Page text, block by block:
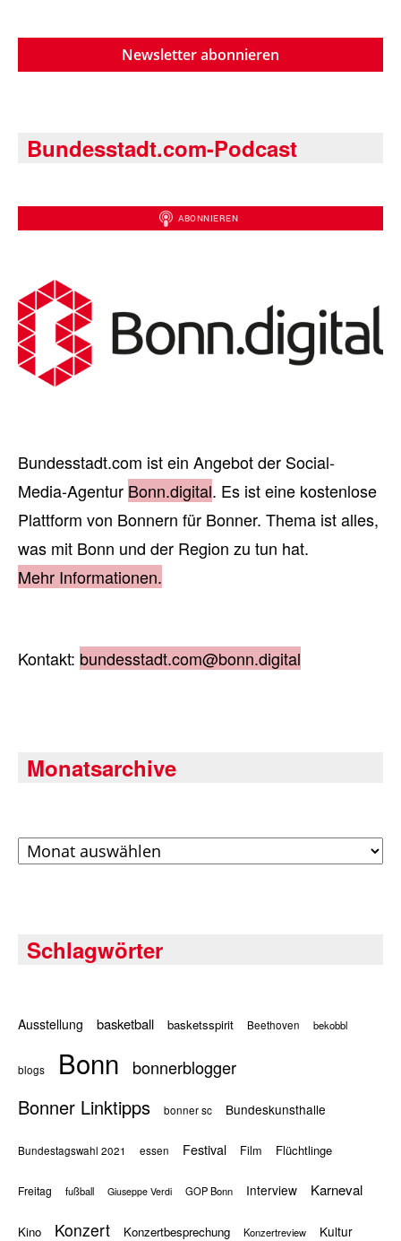
Newsletter abonnieren
Bundesstadt.com-Podcast
Bundesstadt.com ist ein Angebot der Social-
Media-Agentur Bonn.digital. Es ist eine kostenlose
Plattform von Bonnern für Bonner. Thema ist alles,
was mit Bonn und der Region zu tun hat.
Mehr Informationen.
Kontakt: bundesstadt.com@bonn.digital
Monatsarchive
Archiv
Schlagwörter
Ausstellung basketball basketsspirit Beethoven bekobbl
blogs Bonn bonnerblogger
Bonner Linktipps bonner sc Bundeskunsthalle
Bundestagswahl 2021 essen Festival Film Flüchtlinge
Freitag fußball Giuseppe Verdi GOP Bonn Interview Karneval
Kino Konzert Konzertbesprechung Konzertreview Kultur